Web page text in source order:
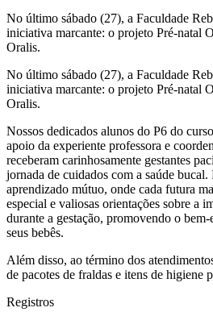
No último sábado (27), a Faculdade
iniciativa marcante: o projeto Pré-natal
Oralis.
No último sábado (27), a Faculdade
iniciativa marcante: o projeto Pré-natal
Oralis.
Nossos dedicados alunos do P6 do
apoio da experiente professora e
receberam carinhosamente gestantes
jornada de cuidados com a saúde
aprendizado mútuo, onde cada futura
especial e valiosas orientações sobre a
durante a gestação, promovendo o
seus bebês.
Além disso, ao término dos
de pacotes de fraldas e itens de higiene
Registros